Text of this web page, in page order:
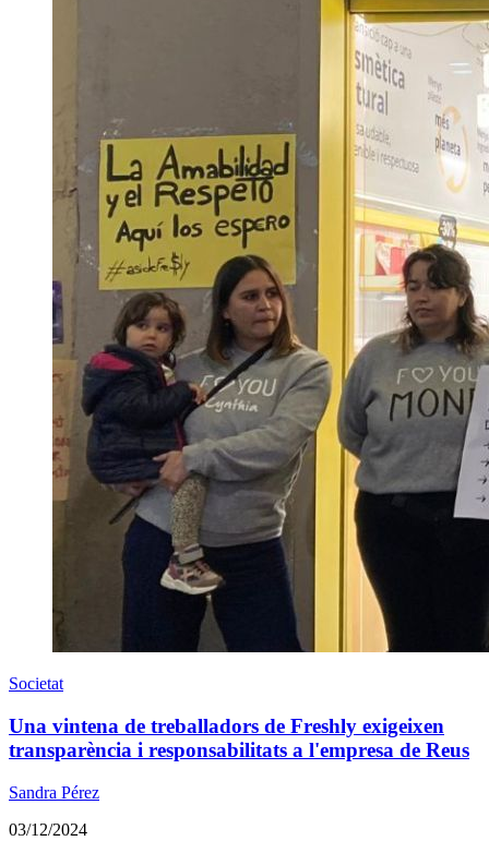
Societat
Una vintena de treballadors de Freshly exigeixen
transparència i responsabilitats a l'empresa de Reus
Sandra Pérez
03/12/2024